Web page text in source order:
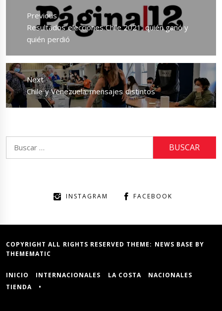
entradas
Previous
Previous
post:
Resultados elecciones Chile 2021: quién ganó y
quién perdió
Next
Next
post:
Chile y Venezuela: mensajes distintos
INSTAGRAM FACEBOOK
COPYRIGHT ALL RIGHTS RESERVED THEME: NEWS BASE BY
THEMEMATIC
INICIO INTERNACIONALES LA COSTA
NACIONALES
TIENDA
•